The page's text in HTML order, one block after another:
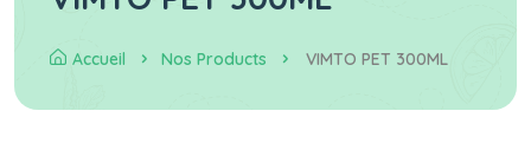
Accueil Nos Products VIMTO PET 300ML